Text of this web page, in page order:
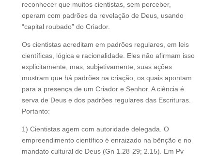
reconhecer que muitos cientistas, sem perceber,
operam com padrões da revelação de Deus, usando
“capital roubado” do Criador.
Os cientistas acreditam em padrões regulares, em leis
científicas, lógica e racionalidade. Eles não afirmam isso
explicitamente, mas, subjetivamente, suas ações
mostram que há padrões na criação, os quais apontam
para a presença de um Criador e Senhor. A ciência é
serva de Deus e dos padrões regulares das Escrituras.
Portanto:
1) Cientistas agem com autoridade delegada. O
empreendimento científico é enraizado na bênção e no
mandato cultural de Deus (Gn 1.28-29; 2.15). Em Pv